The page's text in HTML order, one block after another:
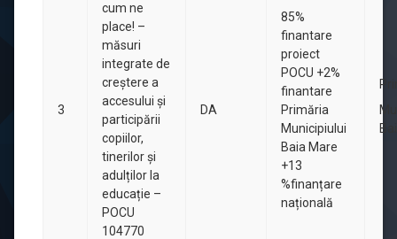
3
cum ne
place! –
măsuri
integrate de
creștere a
accesului și
participării
copiilor,
tinerilor și
adulților la
educație –
POCU
104770
DA
85%
finantare
proiect
POCU +2%
finantare
Primăria
Municipiului
Baia Mare
+13
%finanțare
națională